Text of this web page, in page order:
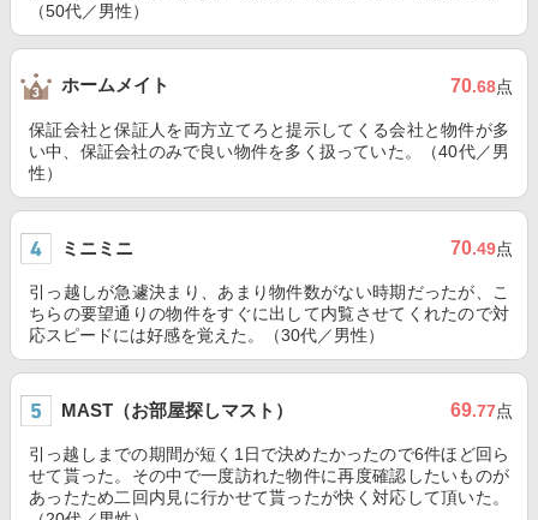
（50代／男性）
ホームメイト 70.68点
保証会社と保証人を両方立てろと提示してくる会社と物件が多
い中、保証会社のみで良い物件を多く扱っていた。（40代／男
性）
ミニミニ 70.49点
引っ越しが急遽決まり、あまり物件数がない時期だったが、こ
ちらの要望通りの物件をすぐに出して内覧させてくれたので対
応スピードには好感を覚えた。（30代／男性）
MAST（お部屋探しマスト） 69.77点
引っ越しまでの期間が短く1日で決めたかったので6件ほど回ら
せて貰った。その中で一度訪れた物件に再度確認したいものが
あったため二回内見に行かせて貰ったが快く対応して頂いた。